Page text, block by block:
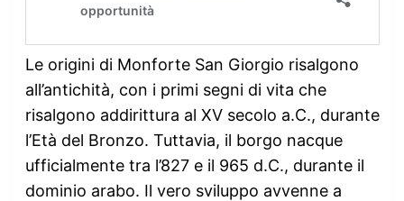
Le origini di Monforte San Giorgio risalgono
all’antichità, con i primi segni di vita che
risalgono addirittura al XV secolo a.C., durante
l’Età del Bronzo. Tuttavia, il borgo nacque
ufficialmente tra l’827 e il 965 d.C., durante il
dominio arabo. Il vero sviluppo avvenne a